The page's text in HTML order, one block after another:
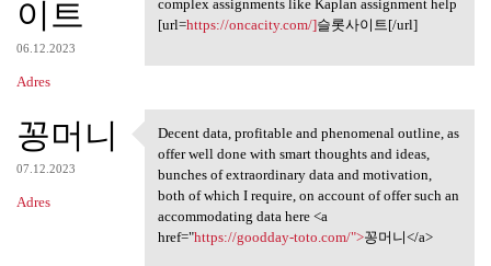
이트
06.12.2023
Adres
complex assignments like Kaplan assignment help
[url=https://oncacity.com/]슬롯사이트[/url]
꽁머니
07.12.2023
Adres
Decent data, profitable and
Decent data, profitable and phenomenal outline, as
offer well done with smart thoughts and ideas,
bunches of extraordinary data and motivation,
both of which I require, on account of offer such an
accommodating data here <a
href="https://goodday-toto.com/">꽁머니</a>